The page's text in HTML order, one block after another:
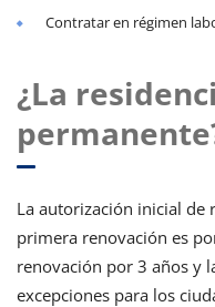
Contratar en régimen
¿La
La autorización inicial de
primera renovación es
renovación por 3 años y
excepciones para los